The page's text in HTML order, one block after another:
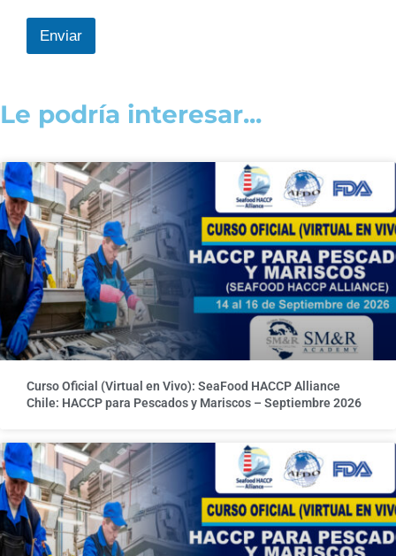
Enviar
Le podría interesar...
Curso Oficial (Virtual en Vivo): SeaFood HACCP Alliance
Chile: HACCP para Pescados y Mariscos – Septiembre 2026